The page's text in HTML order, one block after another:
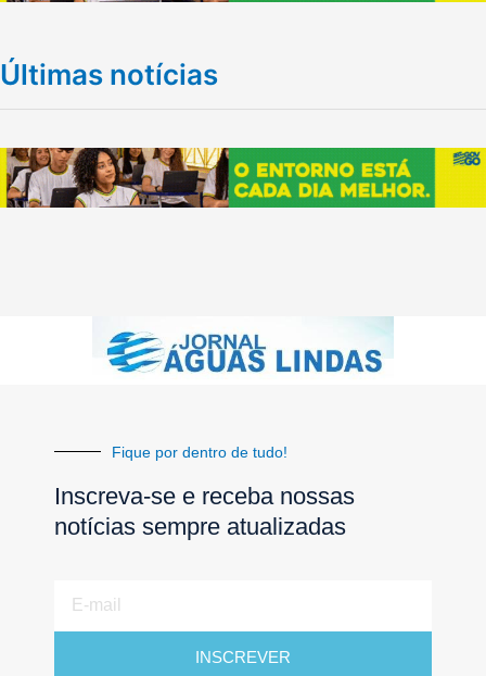
Últimas notícias
Fique por dentro de tudo!
Inscreva-se e receba nossas
notícias sempre atualizadas
mail
INSCREVER